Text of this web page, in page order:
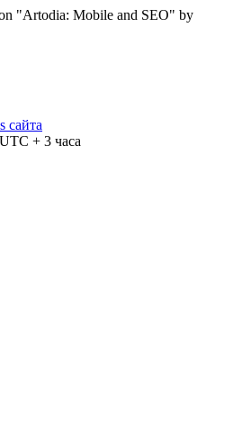
"Artodia: Mobile and SEO" by
сайта
+ 3 часа